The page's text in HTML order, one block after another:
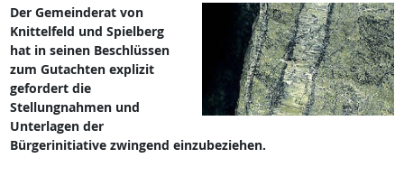
Der Gemeinderat von
Knittelfeld und Spielberg
hat in seinen Beschlüssen
zum Gutachten explizit
gefordert die
Stellungnahmen und
Unterlagen der
Bürgerinitiative zwingend einzubeziehen.